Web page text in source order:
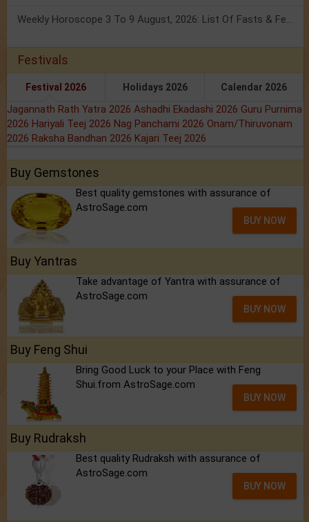
Weekly Horoscope 3 To 9 August, 2026: List Of Fasts & Festivals
Festivals
Festival 2026 Holidays 2026 Calendar 2026
Jagannath Rath Yatra 2026 Ashadhi Ekadashi 2026 Guru Purnima
2026 Hariyali Teej 2026 Nag Panchami 2026 Onam/Thiruvonam
2026 Raksha Bandhan 2026 Kajari Teej 2026
Buy Gemstones
Best quality gemstones with assurance of
AstroSage.com
BUY NOW
Buy Yantras
Take advantage of Yantra with assurance of
AstroSage.com
BUY NOW
Buy Feng Shui
Bring Good Luck to your Place with Feng
Shui.from AstroSage.com
BUY NOW
Buy Rudraksh
Best quality Rudraksh with assurance of
AstroSage.com
BUY NOW